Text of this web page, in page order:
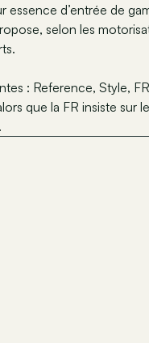
d’entrée de
selon les
: Reference, Style,
que la FR insiste sur